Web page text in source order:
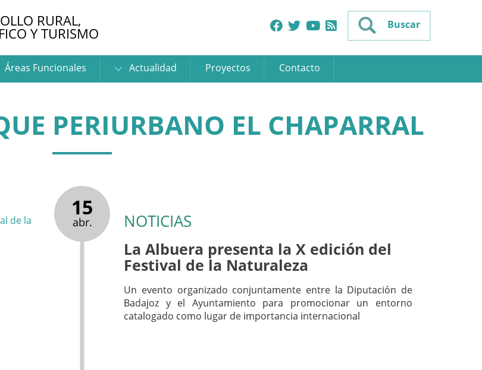
RURAL,
Y TURISMO Buscar
Áreas Funcionales Actualidad Proyectos Contacto
PERIURBANO EL CHAPARRAL
15
abr. NOTICIAS
La Albuera presenta la X edición del
Festival de la Naturaleza
Un evento organizado conjuntamente entre la Diputación de
Badajoz y el Ayuntamiento para promocionar un entorno
catalogado como lugar de importancia internacional